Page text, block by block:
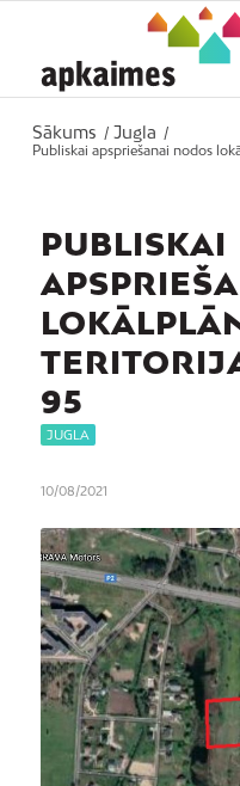
Sākums / Jugla
/
Publiskai apspriešanai nodos
PUBLISKAI
95
JUGLA
10/08/2021